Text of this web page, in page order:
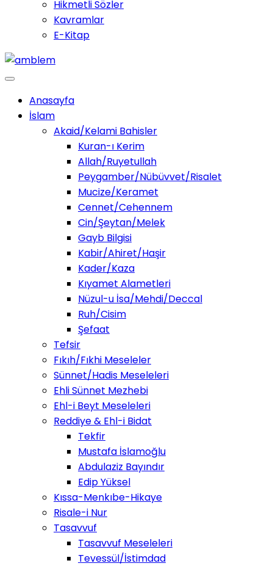
Hikmetli Sözler
Kavramlar
E-Kitap
Anasayfa
İslam
Akaid/Kelami Bahisler
Kuran-ı Kerim
Allah/Ruyetullah
Peygamber/Nübüvvet/Risalet
Mucize/Keramet
Cennet/Cehennem
Cin/Şeytan/Melek
Gayb Bilgisi
Kabir/Ahiret/Haşir
Kader/Kaza
Kıyamet Alametleri
Nüzul-u İsa/Mehdi/Deccal
Ruh/Cisim
Şefaat
Tefsir
Fıkıh/Fıkhi Meseleler
Sünnet/Hadis Meseleleri
Ehli Sünnet Mezhebi
Ehl-i Beyt Meseleleri
Reddiye & Ehl-i Bidat
Tekfir
Mustafa İslamoğlu
Abdulaziz Bayındır
Edip Yüksel
Kıssa-Menkıbe-Hikaye
Risale-i Nur
Tasavvuf
Tasavvuf Meseleleri
Tevessül/İstimdad